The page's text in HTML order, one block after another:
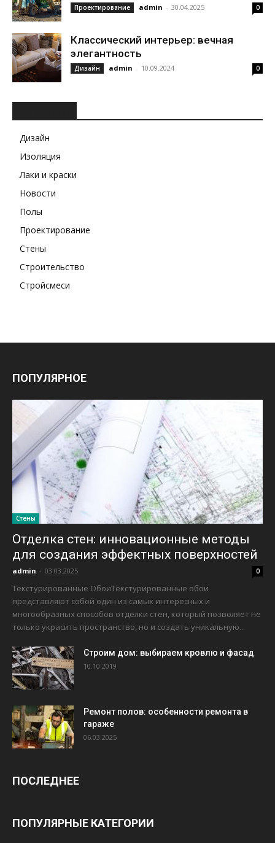
Проектирование admin - 30.04.2025 0
Классический интерьер: вечная
элегантность
Дизайн admin - 10.09.2024 0
Дизайн
Изоляция
Лаки и краски
Новости
Полы
Проектирование
Стены
Строительство
Стройсмеси
ПОПУЛЯРНОЕ
Стены
Отделка стен: инновационные методы
для создания эффектных поверхностей
admin - 03.03.2025 0
Текстурированные ОбоиТекстурированные обои
представляют собой один из самых интересных и
многообразных способов отделки стен, который позволяет не
только украсить пространство, но и создать уникальную...
Строим дом: выбираем кровлю и фасад
10.10.2019
Ремонт полов: особенности ремонта в
гараже
06.03.2025
ПОСЛЕДНЕЕ
ПОПУЛЯРНЫЕ КАТЕГОРИИ